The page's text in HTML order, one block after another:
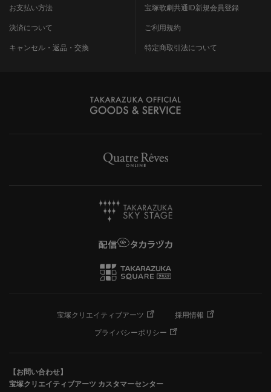
お支払い方法
決済について
キャンセル・返品・交換
宝塚歌劇共通ID新規会員登録
ご利用規約
特定商取引法について
宝塚クリエイティブアーツ
採用情報
プライバシーポリシー
【お問い合わせ】
宝塚クリエイティブアーツ カスタマーセンター